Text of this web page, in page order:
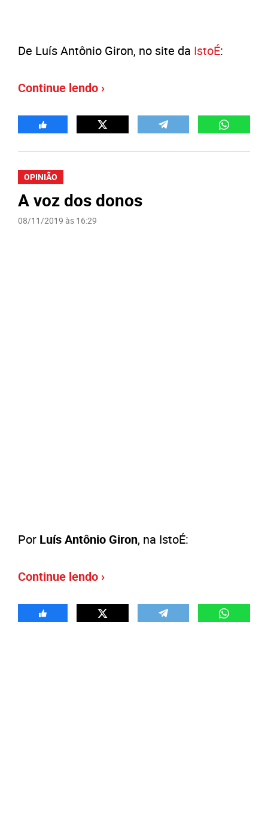
De Luís Antônio Giron, no site da IstoÉ:
Continue lendo ›
OPINIÃO
A voz dos donos
08/11/2019 às 16:29
Por Luís Antônio Giron, na IstoÉ:
Continue lendo ›